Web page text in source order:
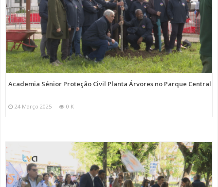
Academia Sénior Proteção Civil Planta Árvores no Parque Central
24 Março 2025 0 K